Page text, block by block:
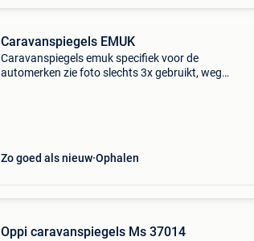
Caravanspiegels EMUK
Caravanspiegels emuk specifiek voor de
automerken zie foto slechts 3x gebruikt, weg
Zo goed als nieuw Ophalen
Oppi caravanspiegels Ms 37014